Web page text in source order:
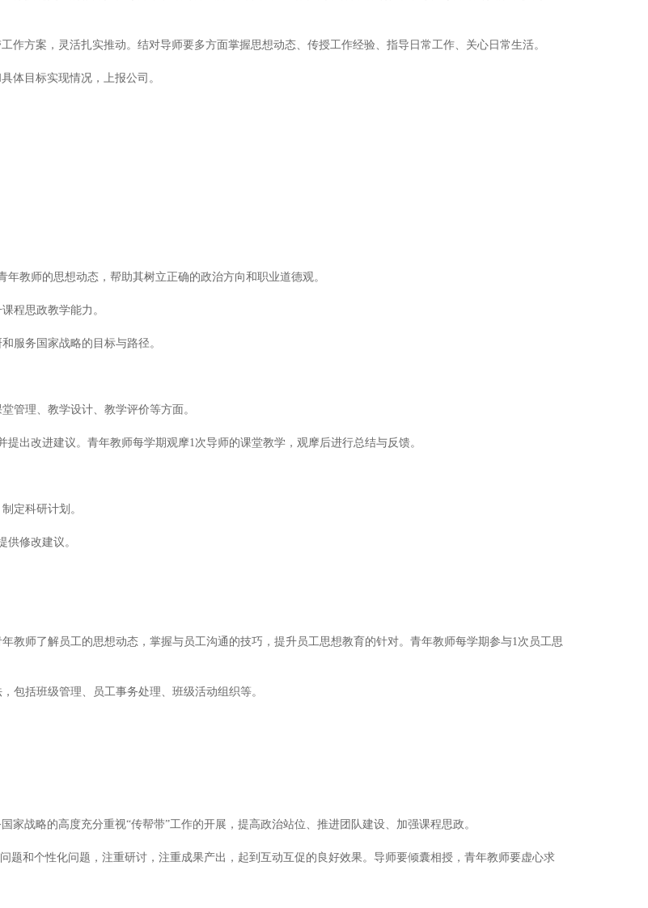
作方案，灵活扎实推动。结对导师要多方面掌握思想动态、传授工作经验、指导日常工作、关心日常生活。
体目标实现情况，上报公司。
教师的思想动态，帮助其树立正确的政治方向和职业道德观。
程思政教学能力。
服务国家战略的目标与路径。
管理、教学设计、教学评价等方面。
出改进建议。青年教师每学期观摩1次导师的课堂教学，观摩后进行总结与反馈。
定科研计划。
修改建议。
教师了解员工的思想动态，掌握与员工沟通的技巧，提升员工思想教育的针对。青年教师每学期参与1次员工思
包括班级管理、员工事务处理、班级活动组织等。
家战略的高度充分重视“传帮带”工作的开展，提高政治站位、推进团队建设、加强课程思政。
题和个性化问题，注重研讨，注重成果产出，起到互动互促的良好效果。导师要倾囊相授，青年教师要虚心求